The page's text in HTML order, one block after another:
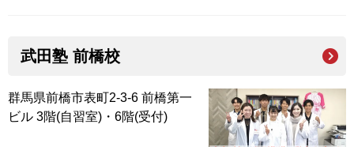
武田塾 前橋校
群馬県前橋市表町2-3-6 前橋第一
ビル 3階(自習室)・6階(受付)